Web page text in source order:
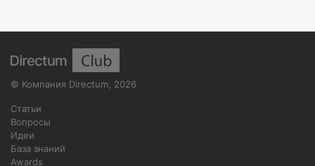
© Компания Directum 2026
Статьи
Вопросы
Идеи
База знаний
Awards